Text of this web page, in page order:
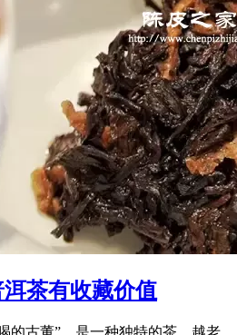
茶有收藏价值
的古董”，是一种独特的茶，越老